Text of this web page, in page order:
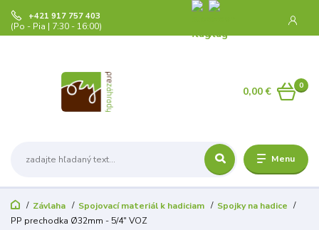
Menu
+421 917 757 403
(Po - Pia | 7:30 - 16:00)
0
0,00 €
Závlaha Spojovací materiál k hadiciam
Spojky na hadice
PP prechodka Ø32mm - 5/4" VOZ